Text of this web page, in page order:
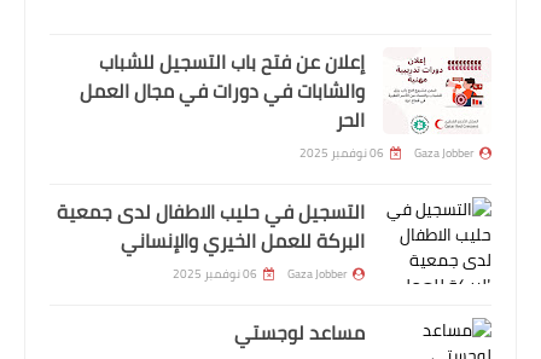
إعلان عن فتح باب التسجيل للشباب
والشابات في دورات في مجال العمل
الحر
Gaza Jobber 06 نوفمبر 2025
التسجيل في حليب الاطفال لدى جمعية
البركة للعمل الخيري والإنساني
Gaza Jobber 06 نوفمبر 2025
مساعد لوجستي